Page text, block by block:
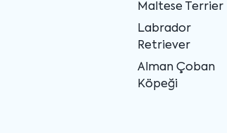
Maltese Terrier
Labrador
Retriever
Alman Çoban
Köpeği